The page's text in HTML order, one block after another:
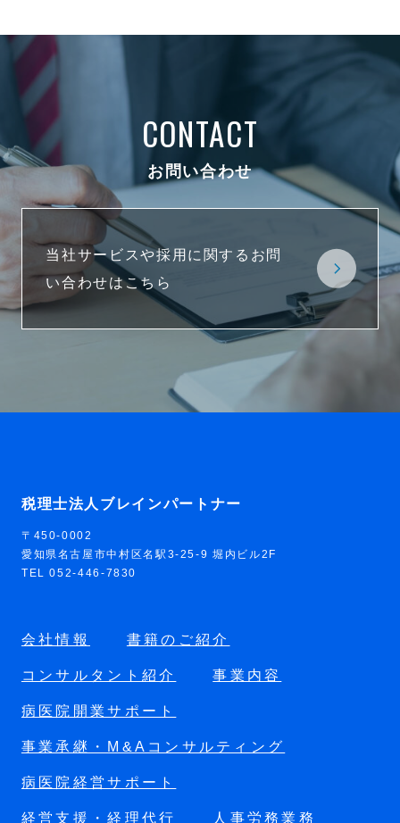
CONTACT
お問い合わせ
当社サービスや採用に関するお問
い合わせはこちら
税理士法人ブレインパートナー
〒450-0002
愛知県名古屋市中村区名駅3-25-9 堀内ビル2F
TEL 052-446-7830
会社情報 書籍のご紹介
コンサルタント紹介 事業内容
病医院開業サポート
事業承継・M&Aコンサルティング
病医院経営サポート
経営支援・経理代行 人事労務業務